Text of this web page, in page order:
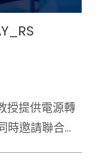
授提供電源轉
邀請聯合大